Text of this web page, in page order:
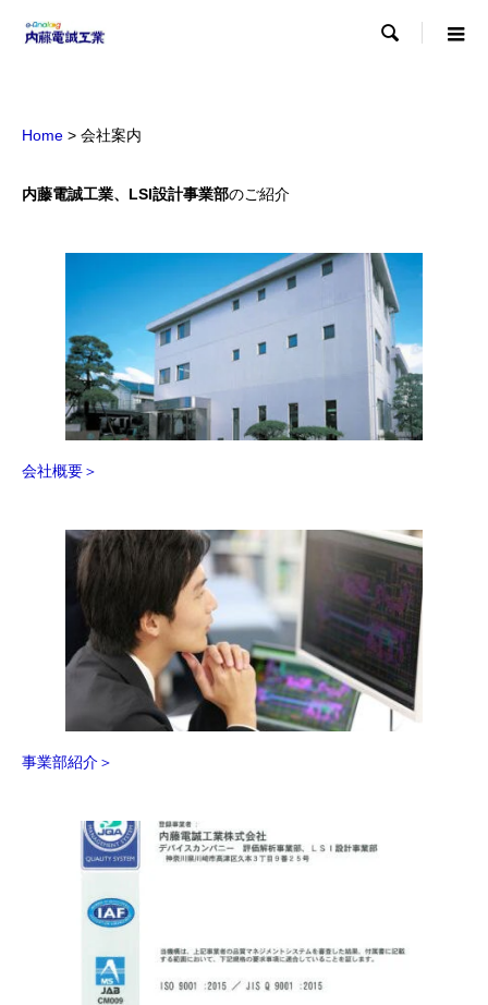

Home > 会社案内
内藤電誠工業、LSI設計事業部のご紹介
会社概要＞
事業部紹介＞